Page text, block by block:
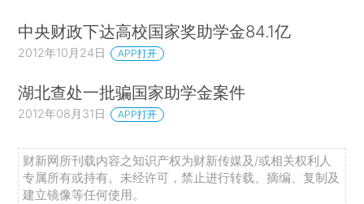
中央财政下达高校国家奖助学金84.1亿
2012年10月24日 APP打开
湖北查处一批骗国家助学金案件
2012年08月31日 APP打开
财新网所刊载内容之知识产权为财新传媒及/或相关权利人
专属所有或持有。未经许可，禁止进行转载、摘编、复制及
建立镜像等任何使用。